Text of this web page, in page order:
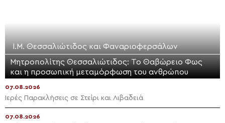
Ι.Μ. Θεσσαλιώτιδος και Φαναριοφερσάλων
Μητροπολίτης Θεσσαλιώτιδος: Το Θαβώρειο Φως
και η προσωπική μεταμόρφωση του ανθρώπου
07.08.2026
Ιερές Παρακλήσεις σε Στείρι και Λιβαδειά
07.08.2026